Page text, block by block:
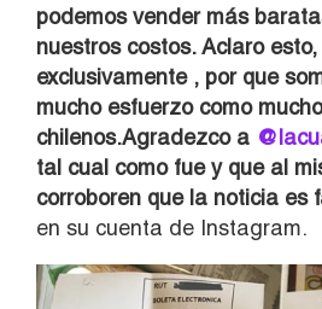
podemos vender más
nuestros costos. Aclaro
exclusivamente , por que
mucho esfuerzo como
chilenos.Agradezco a
tal cual como fue y que al
corroboren que la noticia es
en su cuenta de Instagram.